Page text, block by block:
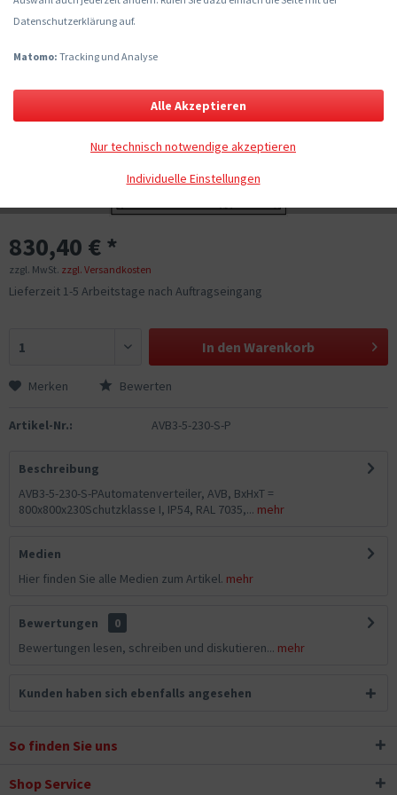
830,40 € *
zzgl. MwSt. zzgl. Versandkosten
Lieferzeit 1-5 Arbeitstage nach Auftragseingang
In den Warenkorb
Merken Bewerten
Artikel-Nr.: AVB3-5-230-S-P
Beschreibung
AVB3-5-230-S-PAutomatenverteiler, AVB, BxHxT =
800x800x230Schutzklasse I, IP54, RAL 7035,... mehr
Medien
Hier finden Sie alle Medien zum Artikel. mehr
Bewertungen
0
Bewertungen lesen, schreiben und diskutieren... mehr
Kunden haben sich ebenfalls angesehen
So finden Sie uns
Shop Service
Datenschutzerklärung auf.
Matomo: Tracking und Analyse
Individuelle Einstellungen
Nur technisch notwendige akzeptieren
Alle Akzeptieren